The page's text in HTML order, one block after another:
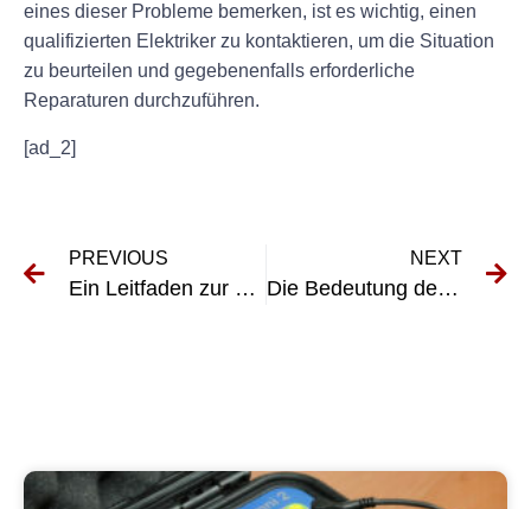
eines dieser Probleme bemerken, ist es wichtig, einen
qualifizierten Elektriker zu kontaktieren, um die Situation
zu beurteilen und gegebenenfalls erforderliche
Reparaturen durchzuführen.
[ad_2]
PREVIOUS
Ein Leitfaden zur DGUV V3-Prüfung: Welche Geräte sind prüfpflichtig?
NEXT
Die Bedeutung der UVV-Untersuchung für die Sicherheit am Arbeitsplatz verstehen